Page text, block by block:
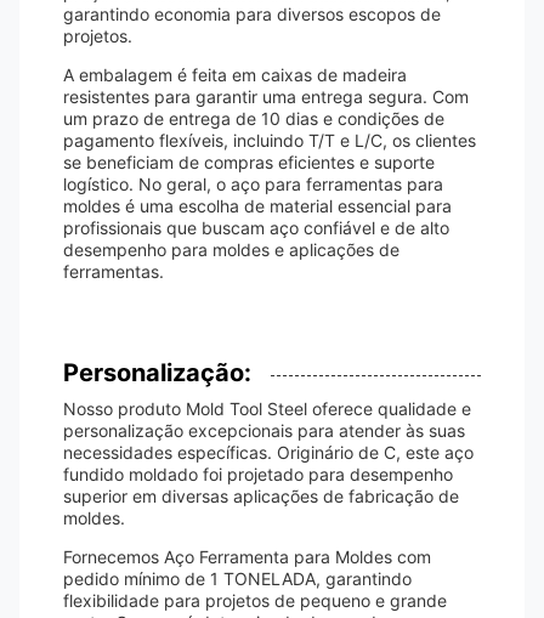
garantindo economia para diversos escopos de
projetos.
A embalagem é feita em caixas de madeira
resistentes para garantir uma entrega segura. Com
um prazo de entrega de 10 dias e condições de
pagamento flexíveis, incluindo T/T e L/C, os clientes
se beneficiam de compras eficientes e suporte
logístico. No geral, o aço para ferramentas para
moldes é uma escolha de material essencial para
profissionais que buscam aço confiável e de alto
desempenho para moldes e aplicações de
ferramentas.
Personalização:
Nosso produto Mold Tool Steel oferece qualidade e
personalização excepcionais para atender às suas
necessidades específicas. Originário de C, este aço
fundido moldado foi projetado para desempenho
superior em diversas aplicações de fabricação de
moldes.
Fornecemos Aço Ferramenta para Moldes com
pedido mínimo de 1 TONELADA, garantindo
flexibilidade para projetos de pequeno e grande